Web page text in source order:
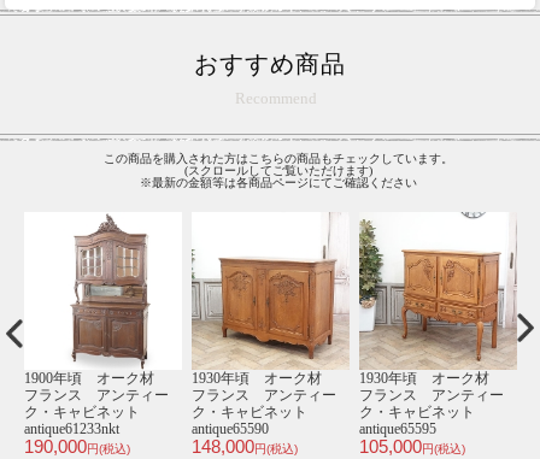
おすすめ商品
Recommend
この商品を購入された方はこちらの商品もチェックしています。
(スクロールしてご覧いただけます)
※最新の金額等は各商品ページにてご確認ください
年頃 オーク材
ス アンティー
ャビネット
円(税込)
1930年頃 オーク材
フランス アンティー
ク・キャビネット
antique65590
148,000円(税込)
1930年頃 オーク材
フランス アンティー
ク・キャビネット
antique65595
105,000円(税込)
1930年
フランス
ク・ドレ